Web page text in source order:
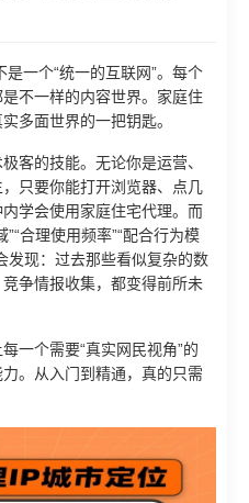
一个“统一的互联网”。每个
不一样的内容世界。家庭住
多面世界的一把钥匙。
客的技能。无论你是运营、
只要你能打开浏览器、点几
学会使用家庭住宅代理。而
合理使用频率”“配合行为模
发现：过去那些看似复杂的数
争情报收集，都变得前所未
一个需要“真实网民视角”的
。从入门到精通，真的只需